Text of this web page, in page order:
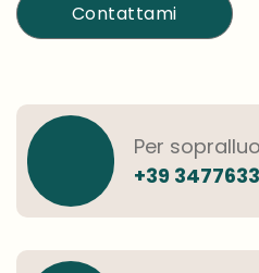
Contattami
Per
+39